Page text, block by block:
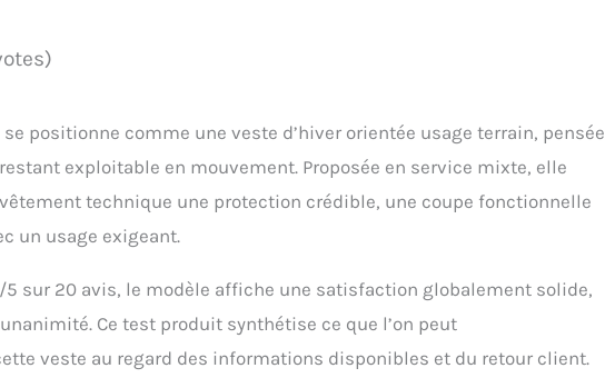
se positionne comme une veste d’hiver orientée usage terrain, pensée
exploitable en mouvement. Proposée en service mixte, elle
technique une protection crédible, une coupe fonctionnelle
un usage exigeant.
5 sur 20 avis, le modèle affiche une satisfaction globalement solide,
Ce test produit synthétise ce que l’on peut
veste au regard des informations disponibles et du retour client.